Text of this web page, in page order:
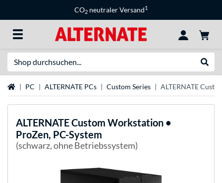
CO2 neutraler Versand1
Startseite
PC ALTERNATE PCs Custom Series ALTERNATE
ALTERNATECustom Workstation •
ProZen, PC-System
(schwarz, ohne Betriebssystem)